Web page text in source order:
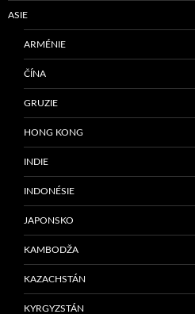
ASIE
ARMÉNIE
ČÍNA
GRUZIE
HONG KONG
INDIE
INDONÉSIE
JAPONSKO
KAMBODŽA
KAZACHSTÁN
KYRGYZSTÁN